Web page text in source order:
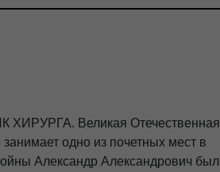
Великая Отечественная
одно из почетных мест в
Александр Александрович был